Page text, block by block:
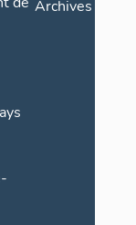
Archives